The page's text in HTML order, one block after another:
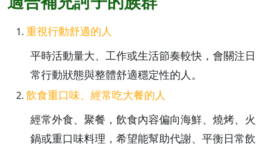
重視行動舒適的人
平時活動量大、工作或生活節奏較快，會關注日
常行動狀態與整體舒適穩定性的人。
飲食重口味、經常吃大餐的人
經常外食、聚餐，飲食內容偏向海鮮、燒烤、火
鍋或重口味料理，希望能幫助代謝、平衡日常飲